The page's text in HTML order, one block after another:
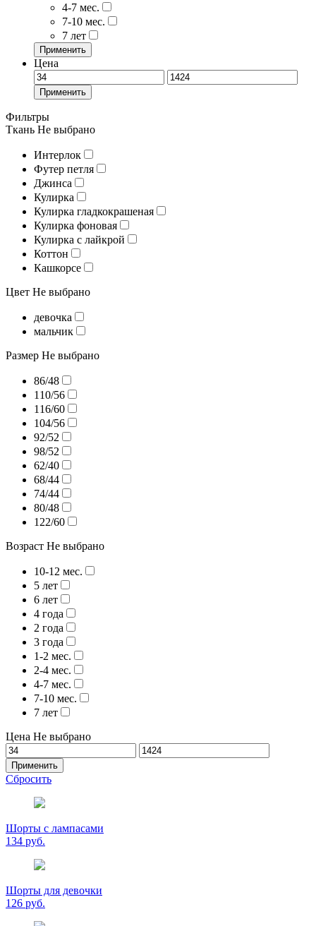
4-7 мес.
7-10 мес.
7 лет
Применить
Цена
Применить
Фильтры
Ткань Не выбрано
Интерлок
Футер петля
Джинса
Кулирка
Кулирка гладкокрашеная
Кулирка фоновая
Кулирка с лайкрой
Коттон
Кашкорсе
Цвет Не выбрано
девочка
мальчик
Размер Не выбрано
86/48
110/56
116/60
104/56
92/52
98/52
62/40
68/44
74/44
80/48
122/60
Возраст Не выбрано
10-12 мес.
5 лет
6 лет
4 года
2 года
3 года
1-2 мес.
2-4 мес.
4-7 мес.
7-10 мес.
7 лет
Цена Не выбрано
Применить
Сбросить
Шорты с лампасами
134 руб.
Шорты для девочки
126 руб.